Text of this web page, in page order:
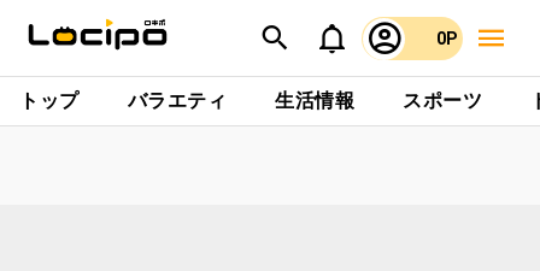
0P
トップ バラエティ 生活情報 スポーツ